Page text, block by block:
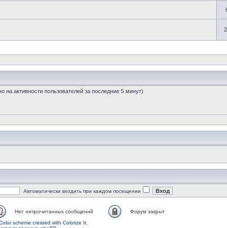
на активности пользователей за последние 5 минут)
Автоматически входить при каждом посещении
Нет непрочитанных сообщений
Форум закрыт
scheme created with Colorize It.